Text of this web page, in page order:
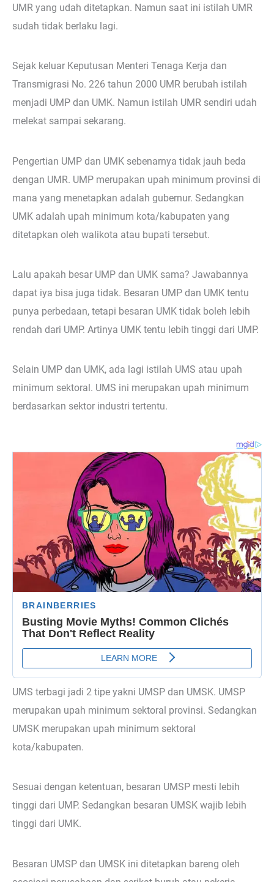
UMR yang udah ditetapkan. Namun saat ini istilah UMR
sudah tidak berlaku lagi.
Sejak keluar Keputusan Menteri Tenaga Kerja dan
Transmigrasi No. 226 tahun 2000 UMR berubah istilah
menjadi UMP dan UMK. Namun istilah UMR sendiri udah
melekat sampai sekarang.
Pengertian UMP dan UMK sebenarnya tidak jauh beda
dengan UMR. UMP merupakan upah minimum provinsi di
mana yang menetapkan adalah gubernur. Sedangkan
UMK adalah upah minimum kota/kabupaten yang
ditetapkan oleh walikota atau bupati tersebut.
Lalu apakah besar UMP dan UMK sama? Jawabannya
dapat iya bisa juga tidak. Besaran UMP dan UMK tentu
punya perbedaan, tetapi besaran UMK tidak boleh lebih
rendah dari UMP. Artinya UMK tentu lebih tinggi dari UMP.
Selain UMP dan UMK, ada lagi istilah UMS atau upah
minimum sektoral. UMS ini merupakan upah minimum
berdasarkan sektor industri tertentu.
UMS terbagi jadi 2 tipe yakni UMSP dan UMSK. UMSP
merupakan upah minimum sektoral provinsi. Sedangkan
UMSK merupakan upah minimum sektoral
kota/kabupaten.
Sesuai dengan ketentuan, besaran UMSP mesti lebih
tinggi dari UMP. Sedangkan besaran UMSK wajib lebih
tinggi dari UMK.
Besaran UMSP dan UMSK ini ditetapkan bareng oleh